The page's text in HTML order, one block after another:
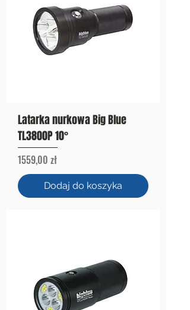
Latarka nurkowa Big Blue
TL3800P 10°
Cena
1559,00 zł
Dodaj do koszyka